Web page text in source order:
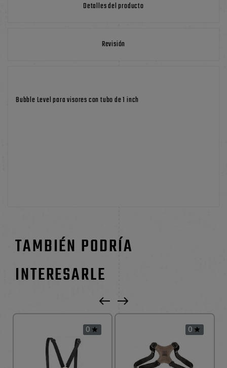
Detalles del producto
Revisión
Bubble Level para visores con tubo de 1 inch
TAMBIÉN PODRÍA
INTERESARLE
0  0 